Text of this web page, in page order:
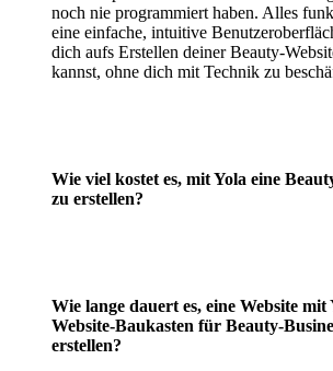
noch nie programmiert haben. Alles
eine einfache, intuitive
dich aufs Erstellen deiner Beauty-
kannst, ohne dich mit Technik zu
Wie viel kostet es, mit Yola eine
zu erstellen?
Wie lange dauert es, eine Website mit
Website-Baukasten für Beauty-
erstellen?